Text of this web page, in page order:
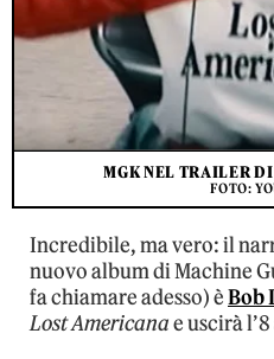
MGK NEL TRAILER DI
FOTO:
Incredibile, ma vero: il
nuovo album di Machine
fa chiamare adesso) èBob
Lost Americanae uscirà